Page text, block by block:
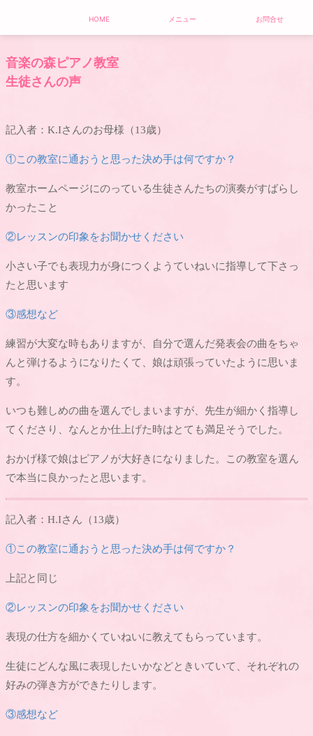
HOME メニュー お問合せ
音楽の森ピアノ教室
生徒さんの声
記入者：K.Iさんのお母様（13歳）
①この教室に通おうと思った決め手は何ですか？
教室ホームページにのっている生徒さんたちの演奏がすばらし
かったこと
②レッスンの印象をお聞かせください
小さい子でも表現力が身につくようていねいに指導して下さっ
たと思います
③感想など
練習が大変な時もありますが、自分で選んだ発表会の曲をちゃ
んと弾けるようになりたくて、娘は頑張っていたように思いま
す。
いつも難しめの曲を選んでしまいますが、先生が細かく指導し
てくださり、なんとか仕上げた時はとても満足そうでした。
おかげ様で娘はピアノが大好きになりました。この教室を選ん
で本当に良かったと思います。
記入者：H.Iさん（13歳）
①この教室に通おうと思った決め手は何ですか？
上記と同じ
②レッスンの印象をお聞かせください
表現の仕方を細かくていねいに教えてもらっています。
生徒にどんな風に表現したいかなどときいていて、それぞれの
好みの弾き方ができたりします。
③感想など